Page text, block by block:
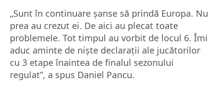
„Sunt în continuare șanse să prindă Europa. Nu
prea au crezut ei. De aici au plecat toate
problemele. Tot timpul au vorbit de locul 6. Îmi
aduc aminte de niște declarații ale jucătorilor
cu 3 etape înaintea de finalul sezonului
regulat”, a spus Daniel Pancu.